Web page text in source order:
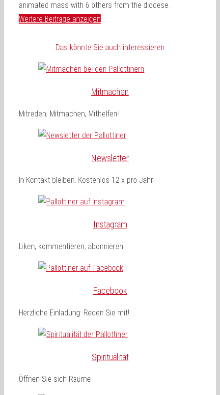
animated mass with 6 others from the diocese.
Weitere Beiträge anzeigen
Das könnte Sie auch interessieren
Mitmachen
Mitreden, Mitmachen, Mithelfen!
Newsletter
In Kontakt bleiben. Kostenlos 12 x pro Jahr!
Instagram
Liken, kommentieren, abonnieren
Facebook
Herzliche Einladung: Reden Sie mit!
Spiritualität
Öffnen Sie sich Räume